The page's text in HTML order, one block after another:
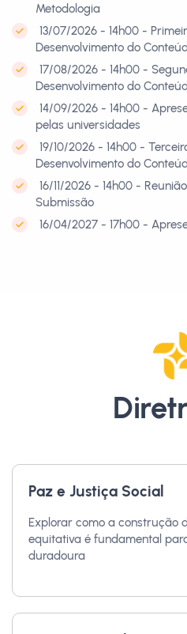
Metodologia
13/07/2026 - 14h00 -
Desenvolvimento do
17/08/2026 - 14h00 -
Desenvolvimento do
14/09/2026 - 14h00 -
pelas universidades
19/10/2026 - 14h00 -
Desenvolvimento do
16/11/2026 - 14h00 -
Submissão
16/04/2027 - 17h00 -
Paz e Justiça Social
Explorar como a construção
equitativa é fundamental
duradoura